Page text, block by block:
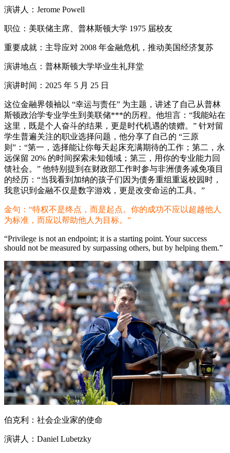
演讲人：Jerome Powell
职位：美联储主席、普林斯顿大学 1975 届校友
重要成就：主导应对 2008 年金融危机，推动美国经济复苏
演讲地点：普林斯顿大学毕业生礼拜堂
演讲时间：2025 年 5 月 25 日
这位金融界领袖以 “幸运与责任” 为主题，讲述了自己从普林
斯顿政治学专业学生到美联储***的历程。他坦言：“我能站在
这里，既是个人奋斗的结果，更是时代机遇的馈赠。” 针对留
学生普遍关注的职业选择问题，他分享了自己的 “三原
则”：“第一，选择能让你每天起床充满期待的工作；第二，永
远保留 20% 的时间探索未知领域；第三，用你的专业能力回
馈社会。” 他特别提到在财政部工作时参与非洲债务减免项目
的经历：“当我看到加纳的孩子们因为债务重组重返校园时，
我意识到金融不仅是数字游戏，更是改变命运的工具。”
金句：“特权不是终点，而是起点。你的成功不应以超越他人
为标准，而应以帮助他人为目标。”
“Privilege is not an endpoint; it is a starting point. Your success
should not be measured by surpassing others, but by helping them.”
伯克利：社会企业家的使命
演讲人：Daniel Lubetzky